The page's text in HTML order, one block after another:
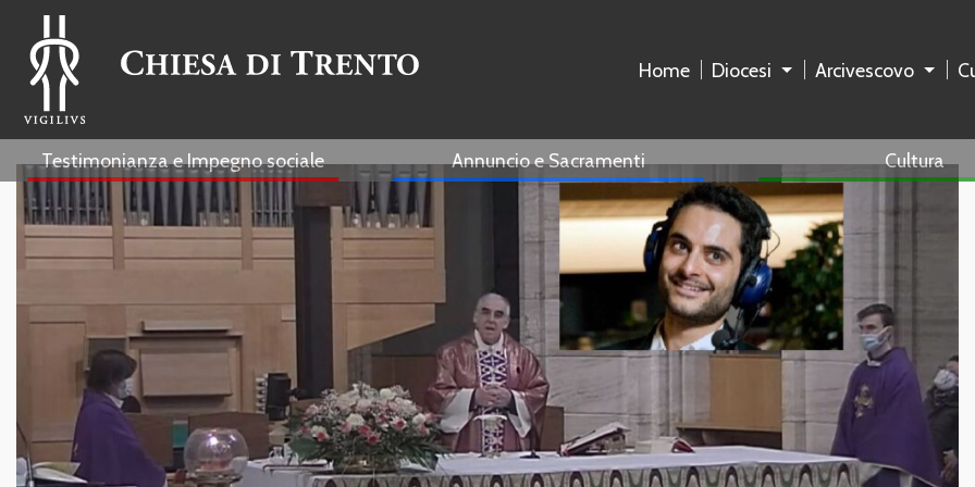
Home Diocesi Arcivescovo
Testimonianza e Impegno sociale Annuncio e Sacramenti Cultura